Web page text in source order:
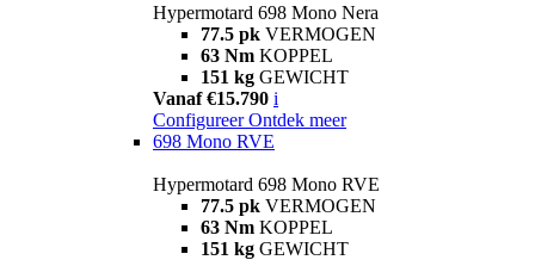
Hypermotard 698 Mono Nera
77.5 pk VERMOGEN
63 Nm KOPPEL
151 kg GEWICHT
Vanaf €15.790 i
Configureer Ontdek meer
698 Mono RVE
Hypermotard 698 Mono RVE
77.5 pk VERMOGEN
63 Nm KOPPEL
151 kg GEWICHT